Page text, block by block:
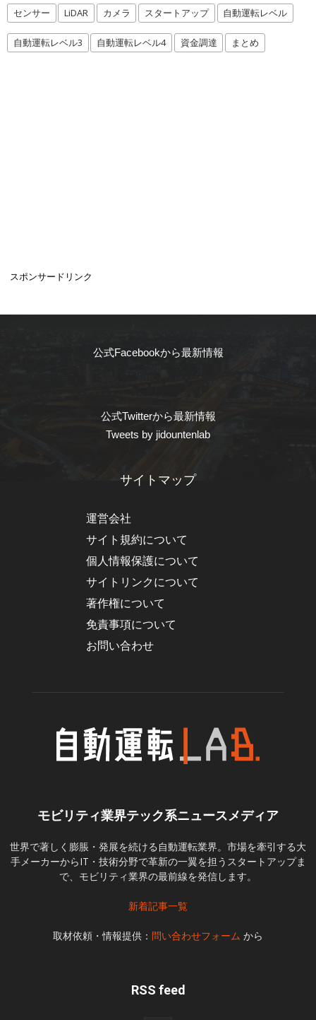
センサー LiDAR カメラ スタートアップ 自動運転レベル
自動運転レベル3 自動運転レベル4 資金調達 まとめ
スポンサードリンク
公式Facebookから最新情報
公式Twitterから最新情報
Tweets by jidountenlab
サイトマップ
運営会社
サイト規約について
個人情報保護について
サイトリンクについて
著作権について
免責事項について
お問い合わせ
モビリティ業界テック系ニュースメディア
世界で著しく膨脹・発展を続ける自動運転業界。市場を牽引する大
手メーカーからIT・技術分野で革新の一翼を担うスタートアップま
で、モビリティ業界の最前線を発信します。
新着記事一覧
取材依頼・情報提供： 問い合わせフォーム から
RSS feed